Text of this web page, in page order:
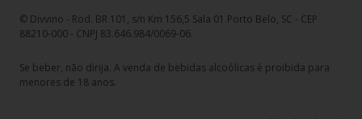
© Divvino - Rod. BR 101, s/n Km 156,5 Sala 01 Porto Belo, SC - CEP
88210-000 - CNPJ 83.646.984/0069-06.
Se beber, não dirija. A venda de bebidas alcoólicas é proibida para
menores de 18 anos.